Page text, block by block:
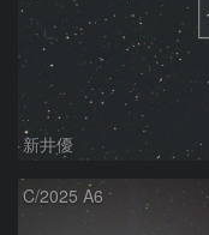
新井優
C/2025 A6